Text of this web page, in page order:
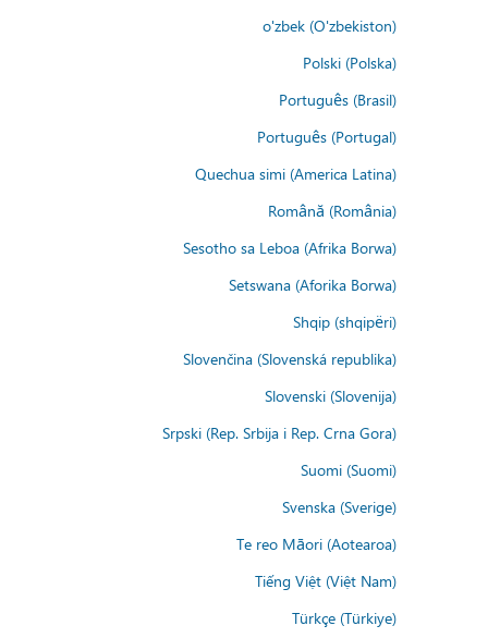
o'zbek (O'zbekiston)
Polski (Polska)
Português (Brasil)
Português (Portugal)
Quechua simi (America Latina)
Română (România)
Sesotho sa Leboa (Afrika Borwa)
Setswana (Aforika Borwa)
Shqip (shqipëri)
Slovenčina (Slovenská republika)
Slovenski (Slovenija)
Srpski (Rep. Srbija i Rep. Crna Gora)
Suomi (Suomi)
Svenska (Sverige)
Te reo Māori (Aotearoa)
Tiếng Việt (Việt Nam)
Türkçe (Türkiye)